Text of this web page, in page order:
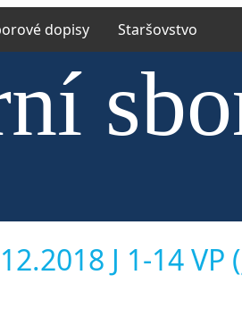
dopisy Staršovstvo
J 1-14 VP